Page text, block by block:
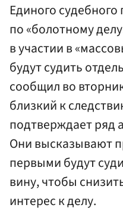
Единого судебного
по «болотному
в участии в
будут судить
сообщил во
близкий к
подтверждает ряд
Они высказывают
первыми будут
вину, чтобы
интерес к делу.